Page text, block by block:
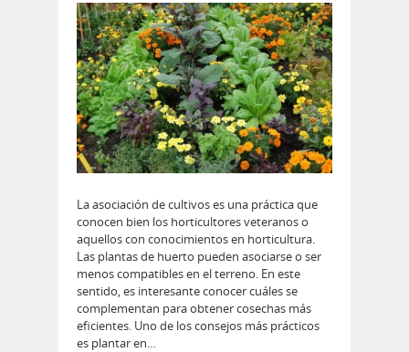
La asociación de cultivos es una práctica que
conocen bien los horticultores veteranos o
aquellos con conocimientos en horticultura.
Las plantas de huerto pueden asociarse o ser
menos compatibles en el terreno. En este
sentido, es interesante conocer cuáles se
complementan para obtener cosechas más
eficientes. Uno de los consejos más prácticos
es plantar en…